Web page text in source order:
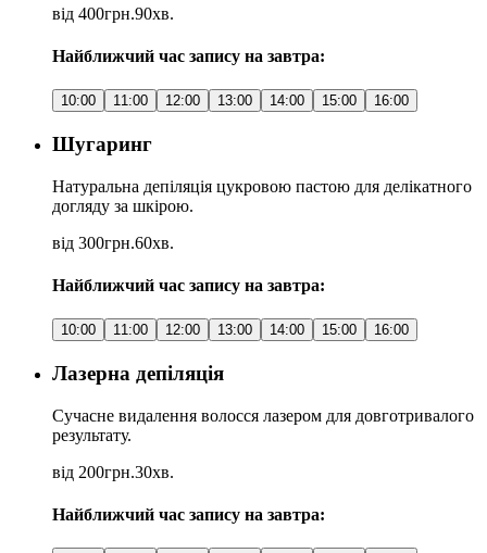
від 400грн.90хв.
Найближчий час запису на завтра:
10:00 11:00 12:00 13:00 14:00 15:00 16:00
Шугаринг
Натуральна депіляція цукровою пастою для делікатного
догляду за шкірою.
від 300грн.60хв.
Найближчий час запису на завтра:
10:00 11:00 12:00 13:00 14:00 15:00 16:00
Лазерна депіляція
Сучасне видалення волосся лазером для довготривалого
результату.
від 200грн.30хв.
Найближчий час запису на завтра: